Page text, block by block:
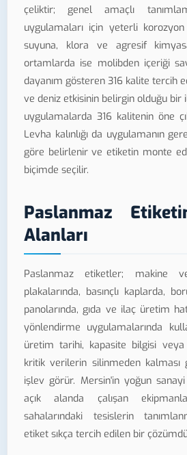
çeliktir; genel amaçlı
uygulamaları için yeterli
suyuna, klora ve agresif
ortamlarda ise molibden içeriği
dayanım gösteren 316 kalite tercih
ve deniz etkisinin belirgin olduğu bir
uygulamalarda 316 kalitenin öne
Levha kalınlığı da uygulamanın
göre belirlenir ve etiketin monte
biçimde seçilir.
Paslanmaz
Alanları
Paslanmaz etiketler; makine
plakalarında, basınçlı kaplarda,
panolarında, gıda ve ilaç üretim
yönlendirme uygulamalarında
üretim tarihi, kapasite bilgisi veya
kritik verilerin silinmeden kalması
işlev görür. Mersin'in yoğun sanayi
açık alanda çalışan
sahalarındaki tesislerin
etiket sıkça tercih edilen bir